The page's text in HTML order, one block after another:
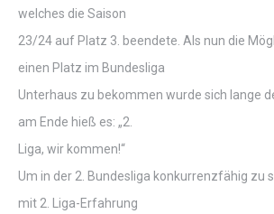
welches die Saison
23/24 auf Platz 3. beendete. Als nun die
einen Platz im Bundesliga
Unterhaus zu bekommen wurde sich lange
am Ende hieß es: „2.
Liga, wir kommen!“
Um in der 2. Bundesliga konkurrenzfähig zu
mit 2. Liga-Erfahrung